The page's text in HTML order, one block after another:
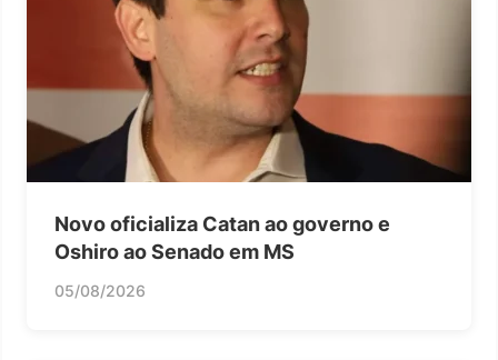
Novo oficializa Catan ao governo e
Oshiro ao Senado em MS
05/08/2026